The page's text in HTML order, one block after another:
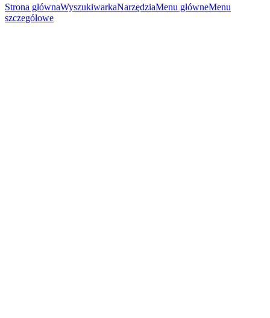
Strona głównaWyszukiwarkaNarzędziaMenu główneMenu
szczegółowe